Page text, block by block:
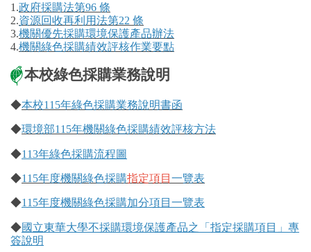
校級委員會
相片集錦
1.政府採購法第96 條
2.資源回收再利用法第22 條
3.機關優先採購環境保護產品辦法
4.機關綠色採購績效評核作業要點
本校綠色採購業務說明
◆本校115年綠色採購業務說明書函
◆環境部115年機關綠色採購績效評核方法
◆113年綠色採購流程圖
◆115年度機關綠色採購指定項目一覽表
◆115年度機關綠色採購加分項目一覽表
◆國立東華大學不採購環境保護產品之「指定採購項目」專
簽說明